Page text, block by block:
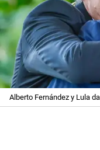
Alberto Fernández y Lula